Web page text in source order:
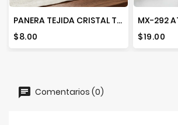
PANERA TEJIDA CRISTAL TULIPAN
Precio
$8.00
Precio
$19.00
Comentarios (0)